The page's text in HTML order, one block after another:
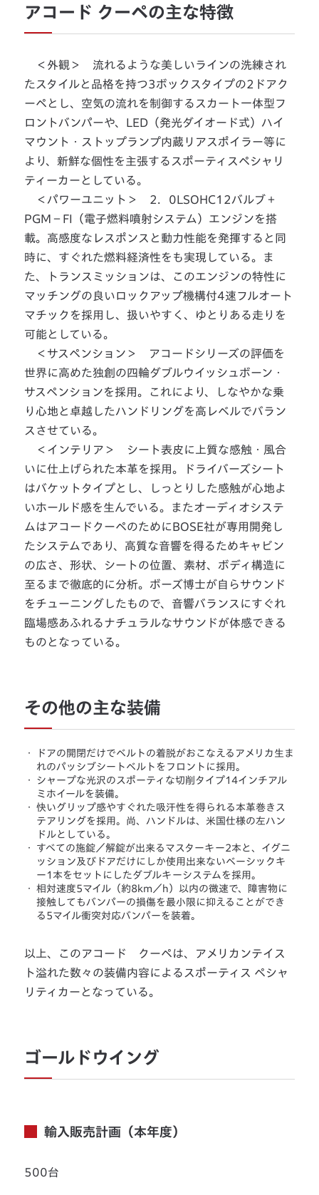
アコード クーペの主な特徴
＜外観＞ 流れるような美しいラインの洗練され
たスタイルと品格を持つ3ボックスタイプの2ドアク
ーペとし、空気の流れを制御するスカート一体型フ
ロントバンパーや、LED（発光ダイオード式）ハイ
マウント・ストップランプ内蔵リアスポイラー等に
より、新鮮な個性を主張するスポーティスペシャリ
ティーカーとしている。
＜パワーユニット＞ 2．0LSOHC12バルブ＋
PGM－FI（電子燃料噴射システム）エンジンを搭
載。高感度なレスポンスと動力性能を発揮すると同
時に、すぐれた燃料経済性をも実現している。ま
た、トランスミッションは、このエンジンの特性に
マッチングの良いロックアップ機構付4速フルオート
マチックを採用し、扱いやすく、ゆとりある走りを
可能としている。
＜サスペンション＞ アコードシリーズの評価を
世界に高めた独創の四輪ダブルウイッシュボーン・
サスペンションを採用。これにより、しなやかな乗
り心地と卓越したハンドリングを高レベルでバラン
スさせている。
＜インテリア＞ シート表皮に上質な感触・風合
いに仕上げられた本革を採用。ドライバーズシート
はバケットタイプとし、しっとりした感触が心地よ
いホールド感を生んでいる。またオーディオシステ
ムはアコードクーペのためにBOSE社が専用開発し
たシステムであり、高質な音響を得るためキャビン
の広さ、形状、シートの位置、素材、ボディ構造に
至るまで徹底的に分析。ボーズ博士が自らサウンド
をチューニングしたもので、音響バランスにすぐれ
臨場感あふれるナチュラルなサウンドが体感できる
ものとなっている。
その他の主な装備
・
ドアの開閉だけでベルトの着脱がおこなえるアメリカ生ま
れのパッシブシートベルトをフロントに採用。
・
シャープな光沢のスポーティな切削タイプ14インチアル
ミホイールを装備。
・
快いグリップ感やすぐれた吸汗性を得られる本革巻きス
テアリングを採用。尚、ハンドルは、米国仕様の左ハン
ドルとしている。
・
すべての施錠／解錠が出来るマスターキー2本と、イグニ
ッション及びドアだけにしか使用出来ないベーシックキ
ー1本をセットにしたダブルキーシステムを採用。
・
相対速度5マイル（約8km／h）以内の微速で、障害物に
接触してもバンパーの損傷を最小限に抑えることができ
る5マイル衝突対応バンパーを装着。
以上、このアコード クーペは、アメリカンテイス
ト溢れた数々の装備内容によるスポーティス ペシャ
リティカーとなっている。
ゴールドウイング
輸入販売計画（本年度）
500台